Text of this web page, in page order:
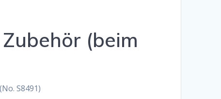
(beim
S8491)